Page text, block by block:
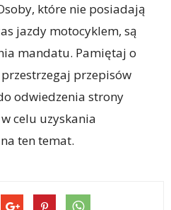
które nie posiadają
jazdy motocyklem, są
mandatu. Pamiętaj o
przepisów
odwiedzenia strony
celu uzyskania
ten temat.